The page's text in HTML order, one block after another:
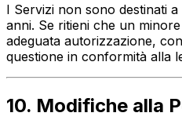
I Servizi non sono destinati
anni. Se ritieni che un
adeguata autorizzazione,
questione in conformità alla
10. Modifiche alla